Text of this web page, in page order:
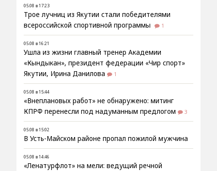
05.08 в 17:23
Трое лучниц из Якутии стали победителями
всероссийской спортивной программы
1
05.08 в 16:21
Ушла из жизни главный тренер Академии
«Кындыкан», президент федерации «Чир спорт»
Якутии, Ирина Данилова
1
05.08 в 15:44
«Внеплановых работ» не обнаружено: митинг
КПРФ перенесли под надуманным предлогом
3
05.08 в 15:02
В Усть-Майском районе пропал пожилой мужчина
05.08 в 14:46
«Ленатурфлот» на мели: ведущий речной